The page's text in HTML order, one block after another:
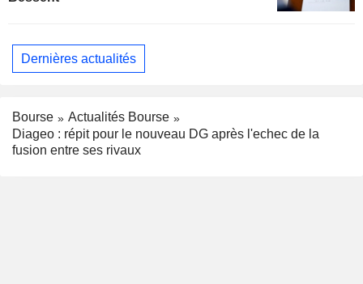
Dernières actualités
Bourse
Actualités Bourse
Diageo : répit pour le nouveau DG après l'echec de la
fusion entre ses rivaux